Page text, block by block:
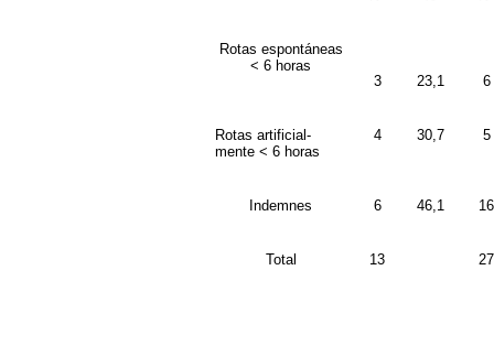
Rotas espontáneas
< 6 horas
3
23,1 6
Rotas artificial-
mente < 6 horas
4 30,7 5
Indemnes 6 46,1 16
Total 13 27